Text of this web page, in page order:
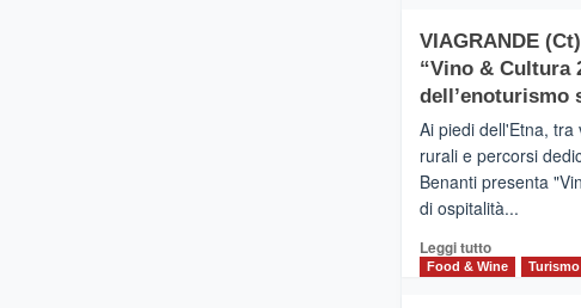
la
Valle
Alcantara
nei
primi
classifica
siciliana
IL
SAN
DOMENICO
TAORMINA,
UN
HOTEL
FOUR
PRESENTA
IL
VIAGRANDE
“Vino & Cultura
dell’enoturismo
Ai piedi dell'Etna,
rurali e percorsi
Benanti presenta
di ospitalità...
Leggi tuttoLeggi
di
Food & Wine Turismo